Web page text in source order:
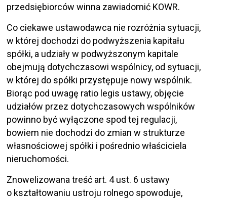
przedsiębiorców winna zawiadomić KOWR.
Co ciekawe ustawodawca nie rozróżnia sytuacji,
w której dochodzi do podwyższenia kapitału
spółki, a udziały w podwyższonym kapitale
obejmują dotychczasowi wspólnicy, od sytuacji,
w której do spółki przystępuje nowy wspólnik.
Biorąc pod uwagę ratio legis ustawy, objęcie
udziałów przez dotychczasowych wspólników
powinno być wyłączone spod tej regulacji,
bowiem nie dochodzi do zmian w strukturze
własnościowej spółki i pośrednio właściciela
nieruchomości.
Znowelizowana treść art. 4 ust. 6 ustawy
o kształtowaniu ustroju rolnego spowoduje,